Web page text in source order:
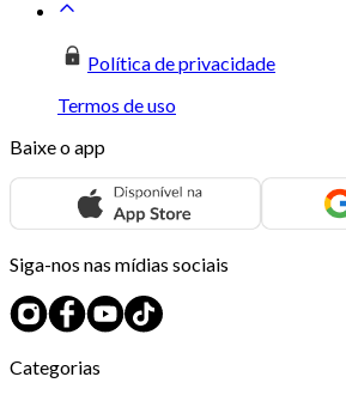
Política de privacidade
Termos de uso
Baixe o app
Siga-nos nas mídias sociais
Categorias